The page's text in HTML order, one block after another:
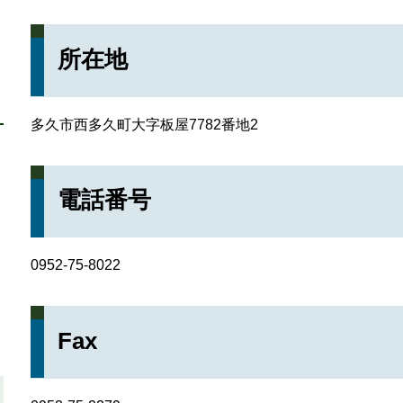
所在地
多久市西多久町大字板屋7782番地2
電話番号
0952-75-8022
Fax